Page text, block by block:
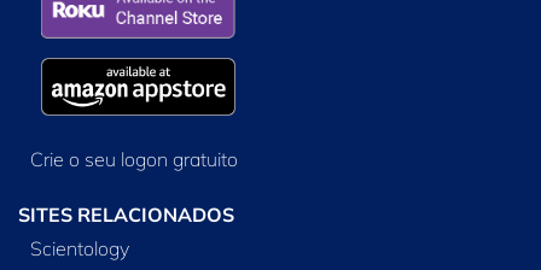
Crie o seu logon gratuito
SITES RELACIONADOS
Scientology